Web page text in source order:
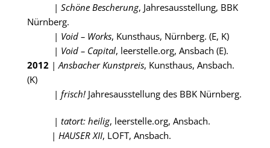
| Schöne Bescherung, Jahresausstellung, BBK
Nürnberg.
| Void – Works, Kunsthaus, Nürnberg. (E, K)
| Void – Capital, leerstelle.org, Ansbach (E).
2012 | Ansbacher Kunstpreis, Kunsthaus, Ansbach.
(K)
| frisch! Jahresausstellung des BBK Nürnberg.
| tatort: heilig, leerstelle.org, Ansbach.
| HAUSER XII, LOFT, Ansbach.